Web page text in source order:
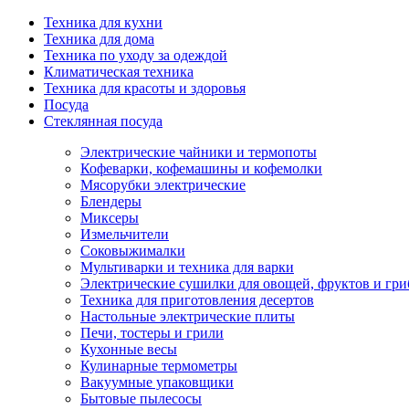
Техника для кухни
Техника для дома
Техника по уходу за одеждой
Климатическая техника
Техника для красоты и здоровья
Посуда
Стеклянная посуда
Электрические чайники и термопоты
Кофеварки, кофемашины и кофемолки
Мясорубки электрические
Блендеры
Миксеры
Измельчители
Соковыжималки
Мультиварки и техника для варки
Электрические сушилки для овощей, фруктов и
Техника для приготовления десертов
Настольные электрические плиты
Печи, тостеры и грили
Кухонные весы
Кулинарные термометры
Вакуумные упаковщики
Бытовые пылесосы